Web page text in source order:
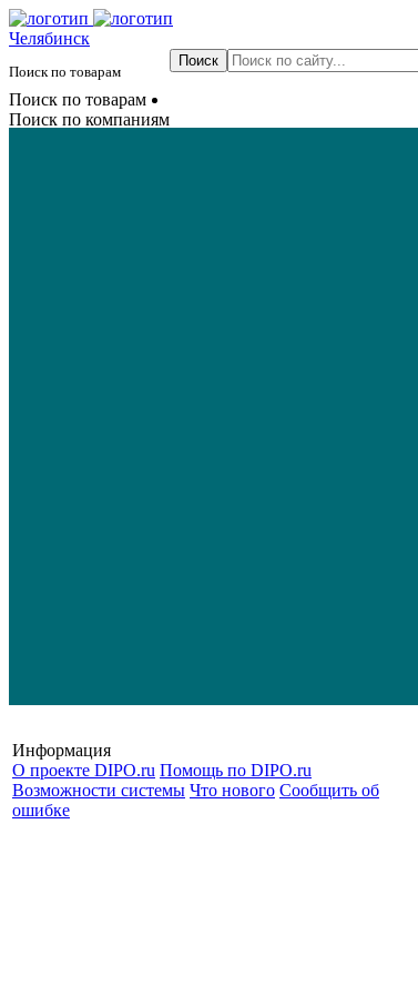
Челябинск
Поиск по товарам
Поиск по товарам
Поиск по компаниям
Информация
О проекте DIPO.ru Помощь по DIPO.ru
Возможности системы Что нового Сообщить об
ошибке